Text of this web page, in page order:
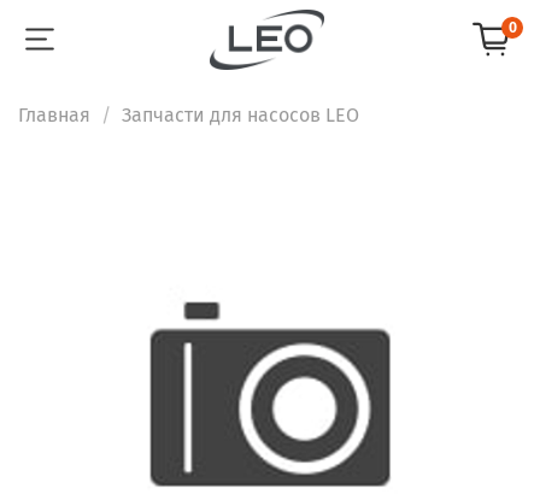
0
Главная Запчасти для насосов LEO